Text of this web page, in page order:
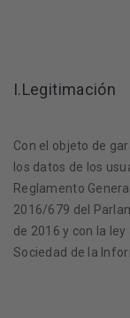
I.Legitimación
Con el objeto de
los datos de los
Reglamento
2016/679 del
de 2016 y con la
Sociedad de la